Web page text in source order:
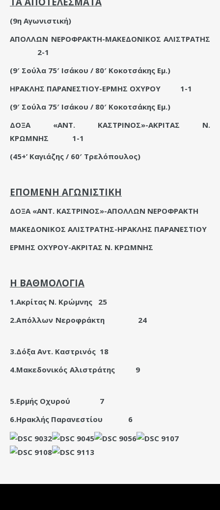
(9η Αγωνιστική)
ΑΠΟΛΛΩΝ ΝΕΡΟΦΡΑΚΤΗ-ΜΑΚΕΔΟΝΙΚΟΣ ΑΛΙΣΤΡΑΤΗΣ
2-1
(9′ Σούλα 75′ Ισάκου / 80′ Κοκοτσάκης Εμ.)
ΗΡΑΚΛΗΣ ΠΑΡΑΝΕΣΤΙΟΥ-ΕΡΜΗΣ ΟΧΥΡΟΥ
1-1
(9′ Σούλα 75′ Ισάκου / 80′ Κοκοτσάκης Εμ.)
ΔΟΞΑ «ΑΝΤ. ΚΑΣΤΡΙΝΟΣ»-ΑΚΡΙΤΑΣ Ν.
ΚΡΩΜΝΗΣ
1-1
(45+’ Καγιάζης / 60′ Τρελόπουλος)
ΕΠΟΜΕΝΗ ΑΓΩΝΙΣΤΙΚΗ
ΔΟΞΑ «ΑΝΤ. ΚΑΣΤΡΙΝΟΣ»-ΑΠΟΛΛΩΝ ΝΕΡΟΦΡΑΚΤΗ
ΜΑΚΕΔΟΝΙΚΟΣ ΑΛΙΣΤΡΑΤΗΣ-ΗΡΑΚΛΗΣ ΠΑΡΑΝΕΣΤΙΟΥ
ΕΡΜΗΣ ΟΧΥΡΟΥ-ΑΚΡΙΤΑΣ Ν. ΚΡΩΜΝΗΣ
Η ΒΑΘΜΟΛΟΓΙΑ
1.Ακρίτας Ν. Κρώμνης
25
2.Απόλλων Νεροφράκτη
24
3.Δόξα Αντ. Καστρινός 18
4.Μακεδονικός Αλιστράτης
9
5.Ερμής Οχυρού
7
6.Ηρακλής Παρανεστίου
6